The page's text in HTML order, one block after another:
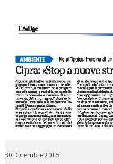
30 Dicembre 2015